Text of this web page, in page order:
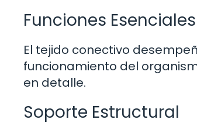
Funciones
El tejido conectivo
funcionamiento del
en detalle.
Soporte Estructural